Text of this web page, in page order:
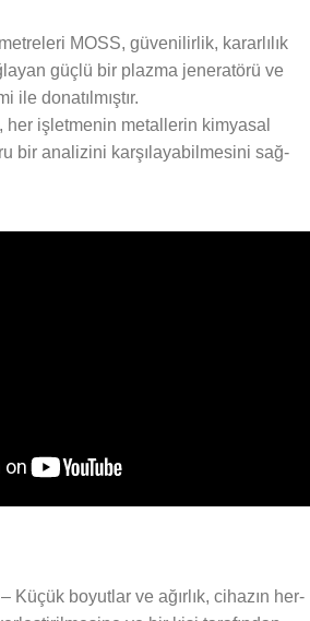
MOSS, güvenilirlik, kararlılık
güçlü bir plazma jeneratörü ve
ile donatılmıştır.
her işletmenin metallerin kimyasal
bir analizini karşılayabilmesini sağ-
– Küçük boyutlar ve ağırlık, cihazın her-